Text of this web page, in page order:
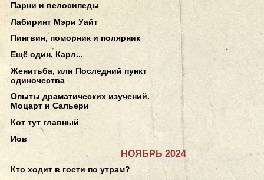
Парни и велосипеды
Лабиринт Мэри Уайт
Пингвин, поморник и полярник
Ещё один, Карл...
Женитьба, или Последний пункт
одиночества
Опыты драматических изучений.
Моцарт и Сальери
Кот тут главный
Иов
НОЯБРЬ 2024
Кто ходит в гости по утрам?